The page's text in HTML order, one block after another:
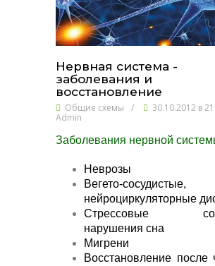
Нервная система -
заболевания и
восстановление
Общие схемы / 30.10.2012 в
Admin
Заболевания нервной
Неврозы
Вегето-сосудистые,
нейроциркуляторные
Стрессовые
нарушения сна
Мигрени
Восстановление после